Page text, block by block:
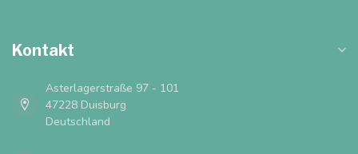
Kontakt
Asterlagerstraße 97 - 101
47228 Duisburg
Deutschland